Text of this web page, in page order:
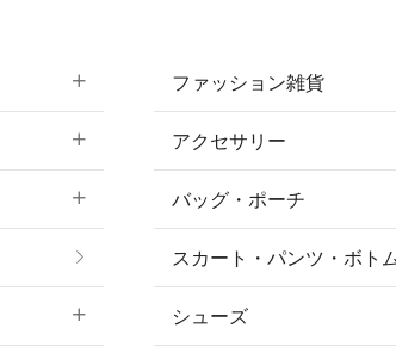
ファッション雑貨
すべてのファッション
ソックス
ベルト
アクセサリー
すべてのアクセサリー
リング
ピアス・イヤリング
バッグ・ポーチ
スカート・パンツ・ボト
シューズ